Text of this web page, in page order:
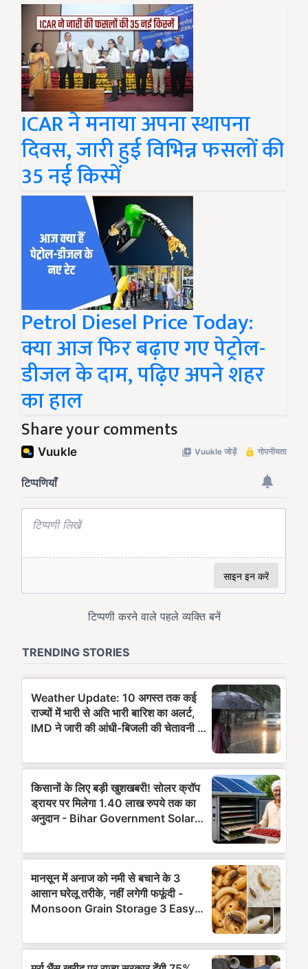
ICAR ने मनाया अपना स्थापना
दिवस, जारी हुई विभिन्न फसलों की
35 नई किस्में
Petrol Diesel Price Today:
क्या आज फिर बढ़ाए गए पेट्रोल-
डीजल के दाम, पढ़िए अपने शहर
का हाल
Share your comments